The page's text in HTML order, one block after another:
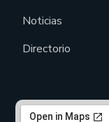
Noticias
Directorio